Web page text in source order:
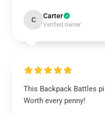
C Carter
Verified owner
This Backpack Battles
Worth every penny!